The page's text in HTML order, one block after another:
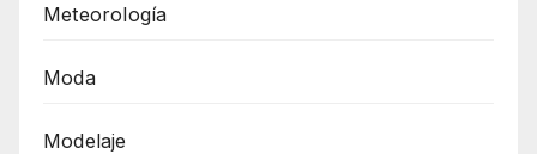
Meteorología
Moda
Modelaje